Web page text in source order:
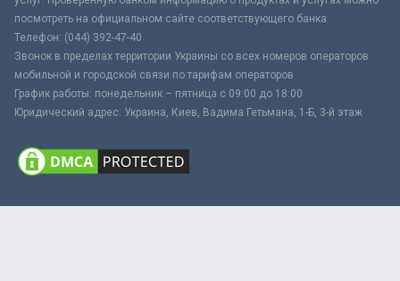
посмотреть на официальном сайте соответствующего банка.
Телефон: (044) 392-47-40
Звонок в пределах территории Украины со всех номеров операторов
мобильной и городской связи по тарифам операторов
График работы: понедельник – пятница с 09:00 до 18:00
Юридический адрес: Украина, Киев, Вадима Гетьмана, 1-Б, 3-й этаж